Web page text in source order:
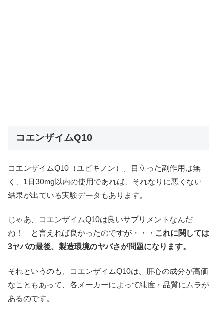
コエンザイムQ10
コエンザイムQ10（ユビキノン）。目立った副作用は無
く、1日30mg以内の使用であれば、それなりに悪くない
結果が出ている実験データもあります。
じゃあ、コエンザイムQ10は良いサプリメントなんだ
ね！ と言えれば良かったのですが・・・ これに関しては
3ヤバの最後、製造環境のヤバさが問題になります。
それというのも、コエンザイムQ10は、肝心の成分が高価
なこともあって、各メーカーによって純度・品質にムラが
あるのです。